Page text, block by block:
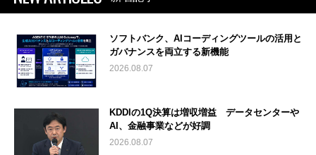
ソフトバンク、AIコーディングツールの活用と
ガバナンスを両立する新機能
2026.08.07
KDDIの1Q決算は増収増益 データセンターや
AI、金融事業などが好調
2026.08.07